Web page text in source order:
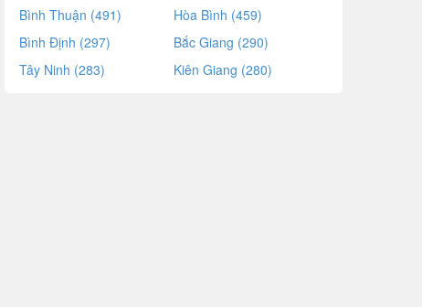
Bình Thuận (491)
Hòa Bình (459)
Bình Định (297)
Bắc Giang (290)
Tây Ninh (283)
Kiên Giang (280)